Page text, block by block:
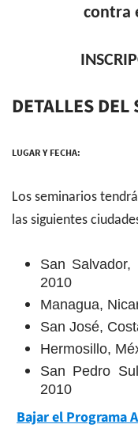
contra
DETALLES
LUGAR Y FECHA:
Los seminarios
las siguientes
San
2010
Managua,
San José,
Hermosillo,
San Pedro
2010
Bajar el Programa